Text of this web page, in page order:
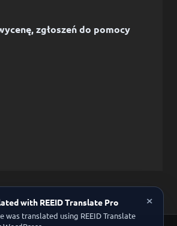
zgłoszeń do pomocy
×
with REEID Translate Pro
was translated using REEID Translate